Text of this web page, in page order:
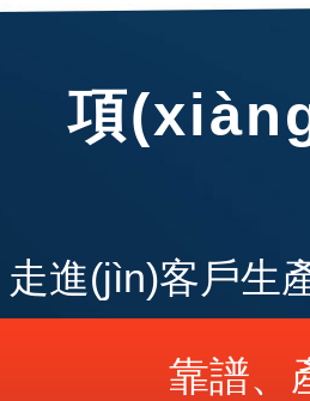
項
走進(jìn)客戶生
靠譜、